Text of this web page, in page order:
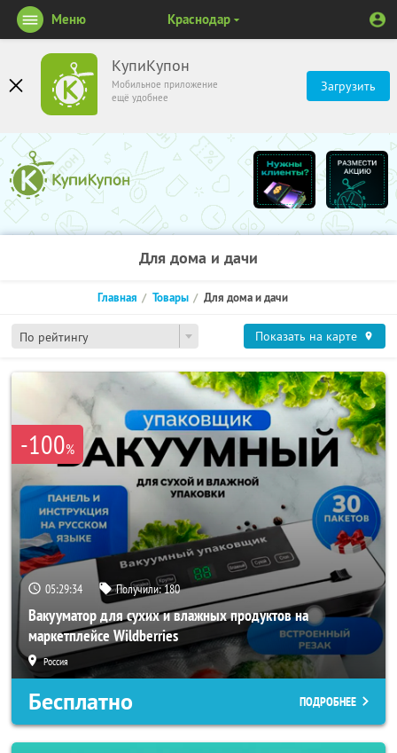
КупиКупон
Мобильное приложение
ещё удобнее
Загрузить
Меню Краснодар
Для дома и дачи
По рейтингу
Главная Товары Для дома и дачи
Показать на карте
-100%
05:29:32 Получили:180
Вакууматор для сухих и влажных продуктов на
маркетплейсе Wildberries
Россия
Бесплатно ПОДРОБНЕЕ